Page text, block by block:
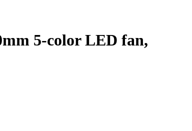
5-color LED fan,